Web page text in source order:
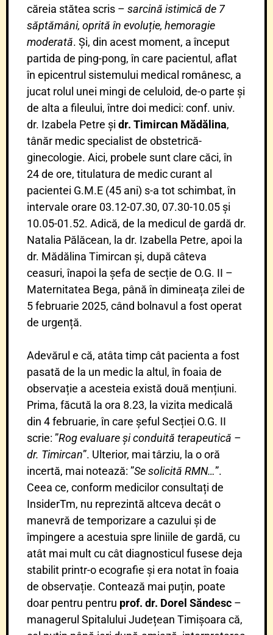
căreia stătea scris – sarcină istimică de 7
săptămâni, oprită în evoluție, hemoragie
moderată. Și, din acest moment, a început
partida de ping-pong, în care pacientul, aflat
în epicentrul sistemului medical românesc, a
jucat rolul unei mingi de celuloid, de-o parte și
de alta a fileului, între doi medici: conf. univ.
dr. Izabela Petre și dr. Timircan Mădălina,
tânăr medic specialist de obstetrică-
ginecologie. Aici, probele sunt clare căci, în
24 de ore, titulatura de medic curant al
pacientei G.M.E (45 ani) s-a tot schimbat, în
intervale orare 03.12-07.30, 07.30-10.05 și
10.05-01.52. Adică, de la medicul de gardă dr.
Natalia Pălăcean, la dr. Izabella Petre, apoi la
dr. Mădălina Timircan și, după câteva
ceasuri, înapoi la șefa de secție de O.G. II –
Maternitatea Bega, până în dimineața zilei de
5 februarie 2025, când bolnavul a fost operat
de urgență.
Adevărul e că, atâta timp cât pacienta a fost
pasată de la un medic la altul, în foaia de
observație a acesteia există două mențiuni.
Prima, făcută la ora 8.23, la vizita medicală
din 4 februarie, în care șeful Secției O.G. II
scrie: ”Rog evaluare și conduită terapeutică –
dr. Timircan”. Ulterior, mai târziu, la o oră
incertă, mai notează: ”Se solicită RMN…”.
Ceea ce, conform medicilor consultați de
InsiderTm, nu reprezintă altceva decât o
manevră de temporizare a cazului și de
împingere a acestuia spre liniile de gardă, cu
atât mai mult cu cât diagnosticul fusese deja
stabilit printr-o ecografie și era notat în foaia
de observație. Contează mai puțin, poate
doar pentru pentru prof. dr. Dorel Săndesc –
managerul Spitalului Județean Timișoara că,